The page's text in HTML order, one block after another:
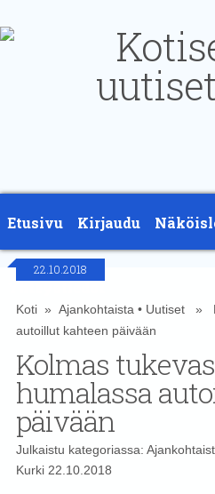
Etusivu Kirjaudu
22.10.2018
Koti» Ajankohtaista • Uutiset»
autoillut kahteen päivään
Kolmas
humalassa
päivään
Julkaistu kategoriassa:
Kurki22.10.2018